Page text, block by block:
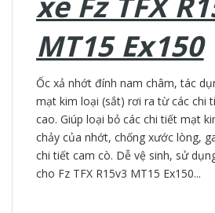
MT15 Ex150
Ốc xả nhớt đính nam châm, tác
mạt kim loại (sắt) rơi ra từ các chi
cao. Giúp loại bỏ các chi tiết mạt
chảy của nhớt, chống xước lòng,
chi tiết cam cò. Dễ vệ sinh, sử
cho Fz TFX R15v3 MT15 Ex150...